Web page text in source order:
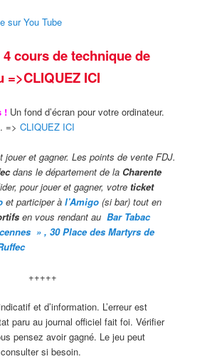
sur You Tube
4 cours de technique de
=>CLIQUEZ ICI
! Un fond d’écran pour votre ordinateur.
=>CLIQUEZ ICI
et gagner. Les points de vente FDJ.
dans le département de la Charente
pour jouer et gagner, votre ticket
et participer àl’Amigo (si bar) tout en
en vous rendant au Bar Tabac
» , 30 Place des Martyrs de
+++++
et d’information. L’erreur est
paru au journal officiel fait foi. Vérifier
pensez avoir gagné. Le jeu peut
si besoin.